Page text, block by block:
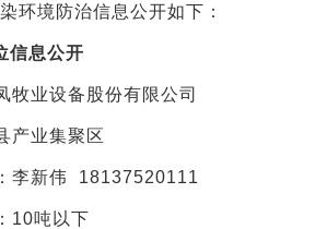
环境防治信息公开如下：
信息公开
牧业设备股份有限公司
产业集聚区
李新伟 18137520111
10吨以下